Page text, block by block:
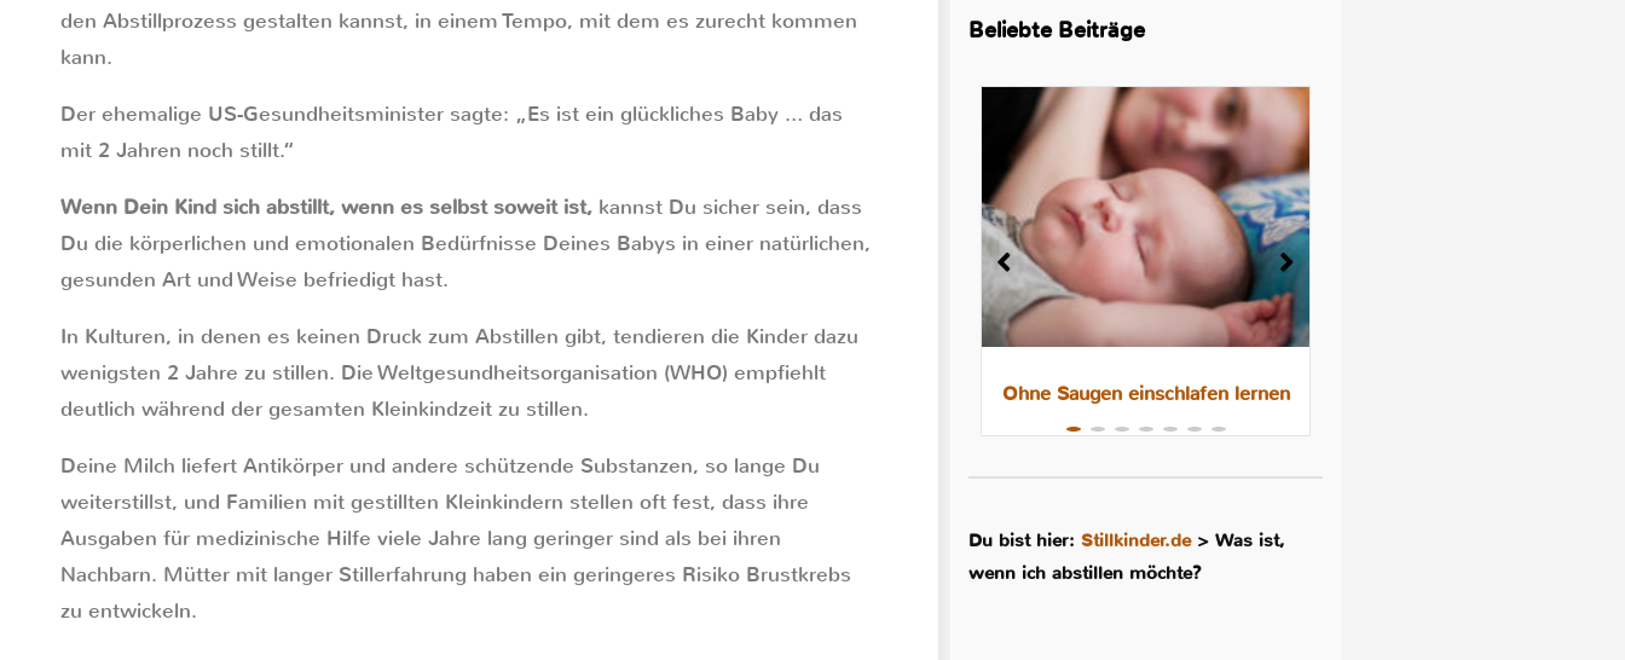
den Abstillprozess gestalten kannst, in einem Tempo, mit dem es zurecht kommen
kann.
Der ehemalige US-Gesundheitsminister sagte: „Es ist ein glückliches Baby … das
mit 2 Jahren noch stillt.“
Wenn Dein Kind sich abstillt, wenn es selbst soweit ist, kannst Du sicher sein, dass
Du die körperlichen und emotionalen Bedürfnisse Deines Babys in einer natürlichen,
gesunden Art und Weise befriedigt hast.
In Kulturen, in denen es keinen Druck zum Abstillen gibt, tendieren die Kinder dazu
wenigsten 2 Jahre zu stillen. Die Weltgesundheitsorganisation (WHO) empfiehlt
deutlich während der gesamten Kleinkindzeit zu stillen.
Deine Milch liefert Antikörper und andere schützende Substanzen, so lange Du
weiterstillst, und Familien mit gestillten Kleinkindern stellen oft fest, dass ihre
Ausgaben für medizinische Hilfe viele Jahre lang geringer sind als bei ihren
Nachbarn. Mütter mit langer Stillerfahrung haben ein geringeres Risiko Brustkrebs
zu entwickeln.
Beliebte Beiträge
Ohne Saugen einschlafen lernen
Du bist hier:Stillkinder.de>Was ist,
wenn ich abstillen möchte?